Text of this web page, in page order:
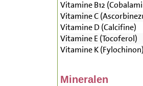
Vitamine B12
Vitamine C
Vitamine D (Calcifine)
Vitamine E (Tocoferol)
Vitamine K (Fylochinon)
Mineralen